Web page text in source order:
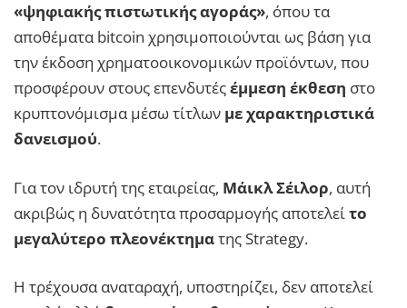
«ψηφιακής πιστωτικής αγοράς», όπου τα
αποθέματα bitcoin χρησιμοποιούνται ως βάση για
την έκδοση χρηματοοικονομικών προϊόντων, που
προσφέρουν στους επενδυτέςέμμεση έκθεση στο
κρυπτονόμισμα μέσω τίτλων με χαρακτηριστικά
δανεισμού.
Για τον ιδρυτή της εταιρείας, Μάικλ Σέιλορ, αυτή
ακριβώς η δυνατότητα προσαρμογής αποτελείτο
μεγαλύτερο πλεονέκτηματης Strategy.
Η τρέχουσα αναταραχή, υποστηρίζει, δεν αποτελεί